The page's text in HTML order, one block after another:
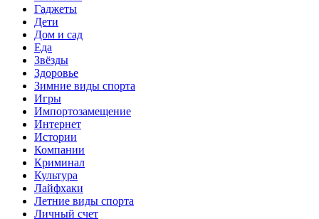
Гаджеты
Дети
Дом и сад
Еда
Звёзды
Здоровье
Зимние виды спорта
Игры
Импортозамещение
Интернет
Истории
Компании
Криминал
Культура
Лайфхаки
Летние виды спорта
Личный счет